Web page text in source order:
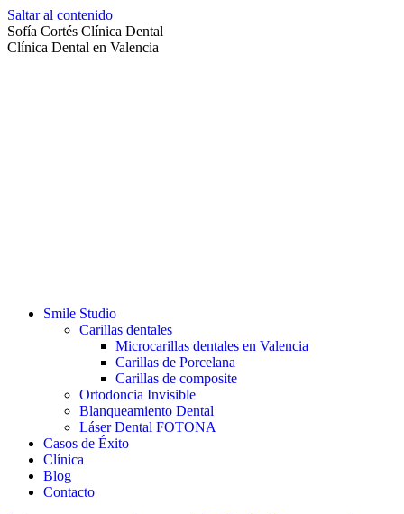
Saltar al contenido
Sofía Cortés Clínica Dental
Clínica Dental en Valencia
Smile Studio
Carillas dentales
Microcarillas dentales en Valencia
Carillas de Porcelana
Carillas de composite
Ortodoncia Invisible
Blanqueamiento Dental
Láser Dental FOTONA
Casos de Éxito
Clínica
Blog
Contacto